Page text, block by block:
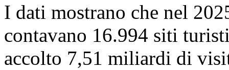
I dati mostrano che nel
contavano 16.994 siti
accolto 7,51 miliardi di